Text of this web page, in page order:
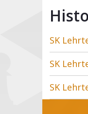
SK
SK
SK